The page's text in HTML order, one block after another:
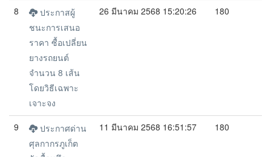
8
ประกาสผู้
ชนะการเสนอ
ราคา ซื้อเปลี่ยน
ยางรถยนต์
จำนวน 8 เส้น
โดยวิธีเฉพาะ
เจาะจง
26 มีนาคม 2568 15:20:26 180
9
ประกาศด่าน
ศุลกากรภูเก็ต
11 มีนาคม 2568 16:51:57 180